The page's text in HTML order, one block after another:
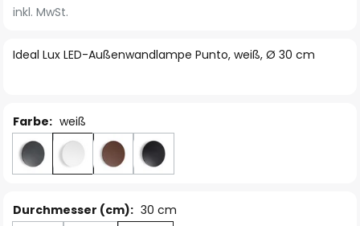
der
springen
Ideal Lux LED-Außenwandlampe Punto, weiß, Ø 30 cm
inkl. MwSt.
Farbe: weiß
Durchmesser (cm): 30 cm